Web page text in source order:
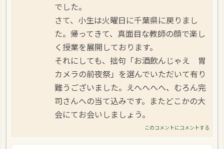
でした。
さて、小生は火曜日に千葉県に戻りまし
た。帰ってきて、真面目な教師の顔で楽し
く授業を展開しております。
それにしても、拙句「お酒飲んじゃえ 胃
カメラの前夜祭」を選んでいただいて有り
難うございました。えへへへへ、むろん完
司さんへの当て込みです。またどこかの大
会にてお会いしましょう。
このコメントにコメントする